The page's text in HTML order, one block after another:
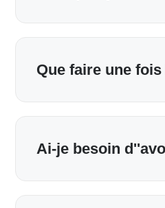
Que faire une
Ai-je besoin